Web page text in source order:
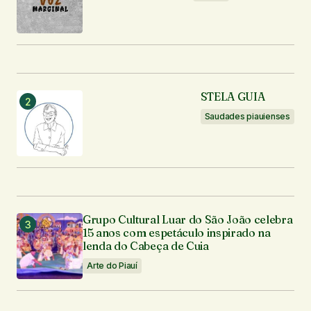
STELA GUIA
Saudades piauienses
Grupo Cultural Luar do São João celebra
15 anos com espetáculo inspirado na
lenda do Cabeça de Cuia
Arte do Piauí